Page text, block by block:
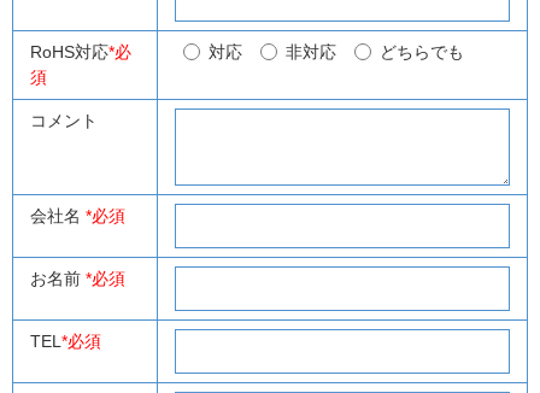
RoHS対応*必
須
対応 非対応 どちらでも
コメント
会社名 *必須
お名前 *必須
TEL *必須